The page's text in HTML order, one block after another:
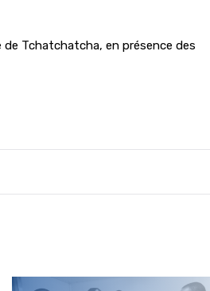
de Tchatchatcha, en présence des